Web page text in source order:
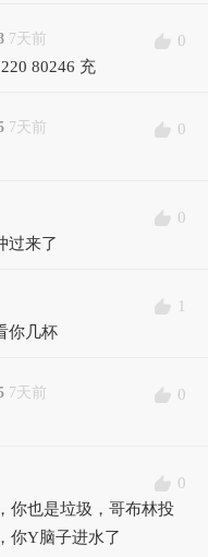
7天前
0
80246 充
7天前
0
0
过来了
1
你几杯
7天前
0
0
你也是垃圾，哥布林投
你Y脑子进水了